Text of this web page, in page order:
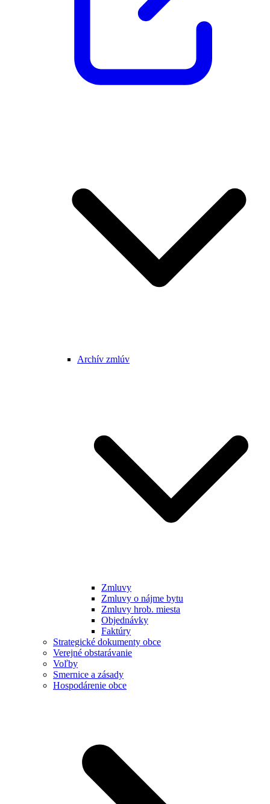
Archív zmlúv
Zmluvy
Zmluvy o nájme bytu
Zmluvy hrob. miesta
Objednávky
Faktúry
Strategické dokumenty obce
Verejné obstarávanie
Voľby
Smernice a zásady
Hospodárenie obce